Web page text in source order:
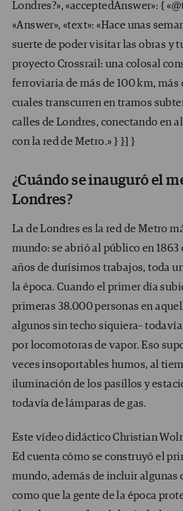
Londres?», «acceptedAnswer»: {
«Answer», «text»: «Hace unas
suerte de poder visitar las obras y
proyecto Crossrail: una colosal
ferroviaria de más de 100 km, más
cuales transcurren en tramos
calles de Londres, conectando en
con la red de Metro.» } }] }
¿Cuándo se inauguró el
Londres?
La de Londres es la red de Metro
mundo: se abrió al público en 1863
años de durísimos trabajos, toda
la época. Cuando el primer día
primeras 38.000 personas en
algunos sin techo siquiera–
por locomotoras de vapor. Eso
veces insoportables humos, al
iluminación de los pasillos y
todavía de lámparas de gas.
Este vídeo didáctico Christian
Ed cuenta cómo se construyó el
mundo, además de incluir algunas
como que la gente de la época